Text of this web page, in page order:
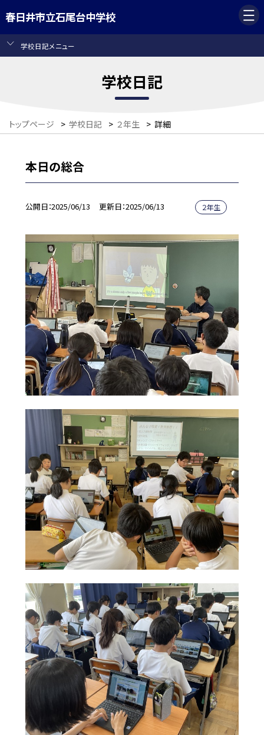
春日井市立石尾台中学校
学校日記メニュー
学校日記
トップページ > 学校日記 > ２年生 > 詳細
本日の総合
公開日 2025/06/13 更新日 2025/06/13 ２年生